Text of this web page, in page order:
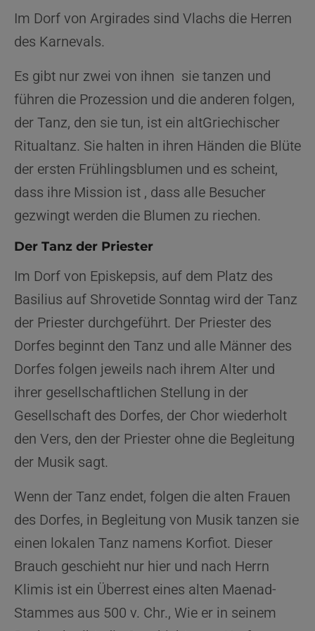
Im Dorf von Argirades sind Vlachs die Herren
des Karnevals.
Es gibt nur zwei von ihnen sie tanzen und
führen die Prozession und die anderen folgen,
der Tanz, den sie tun, ist ein altGriechischer
Ritualtanz. Sie halten in ihren Händen die Blüte
der ersten Frühlingsblumen und es scheint,
dass ihre Mission ist , dass alle Besucher
gezwingt werden die Blumen zu riechen.
Der Tanz der Priester
Im Dorf von Episkepsis, auf dem Platz des
Basilius auf Shrovetide Sonntag wird der Tanz
der Priester durchgeführt. Der Priester des
Dorfes beginnt den Tanz und alle Männer des
Dorfes folgen jeweils nach ihrem Alter und
ihrer gesellschaftlichen Stellung in der
Gesellschaft des Dorfes, der Chor wiederholt
den Vers, den der Priester ohne die Begleitung
der Musik sagt.
Wenn der Tanz endet, folgen die alten Frauen
des Dorfes, in Begleitung von Musik tanzen sie
einen lokalen Tanz namens Korfiot. Dieser
Brauch geschieht nur hier und nach Herrn
Klimis ist ein Überrest eines alten Maenad-
Stammes aus 500 v. Chr., Wie er in seinem